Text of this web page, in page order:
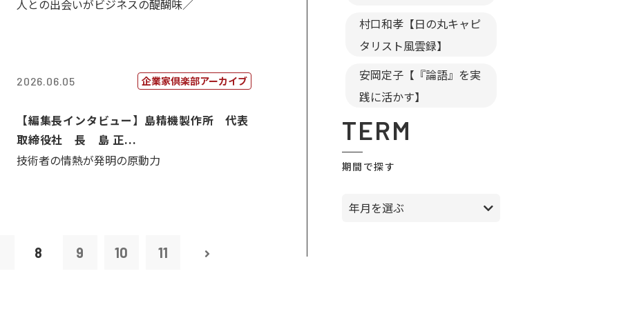
人との出会いがビジネスの醍醐味／
2026.06.05 企業家倶楽部アーカイブ
【編集長インタビュー】島精機製作所 代表
取締役社 長 島 正...
技術者の情熱が発明の原動力
8 9 10 11
村口和孝【日の丸キャピ
タリスト風雲録】
安岡定子【『論語』を実
践に活かす】
TERM
期間で探す
年月を選ぶ